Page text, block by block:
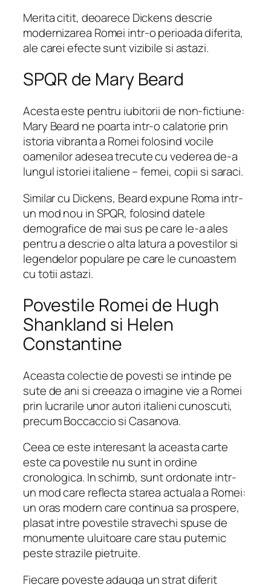
Merita citit, deoarece Dickens descrie
modernizarea Romei intr-o perioada diferita,
ale carei efecte sunt vizibile si astazi.
SPQR de Mary Beard
Acesta este pentru iubitorii de non-fictiune:
Mary Beard ne poarta intr-o calatorie prin
istoria vibranta a Romei folosind vocile
oamenilor adesea trecute cu vederea de-a
lungul istoriei italiene – femei, copii si saraci.
Similar cu Dickens, Beard expune Roma intr-
un mod nou in SPQR, folosind datele
demografice de mai sus pe care le-a ales
pentru a descrie o alta latura a povestilor si
legendelor populare pe care le cunoastem
cu totii astazi.
Povestile Romei de Hugh
Shankland si Helen
Constantine
Aceasta colectie de povesti se intinde pe
sute de ani si creeaza o imagine vie a Romei
prin lucrarile unor autori italieni cunoscuti,
precum Boccaccio si Casanova.
Ceea ce este interesant la aceasta carte
este ca povestile nu sunt in ordine
cronologica. In schimb, sunt ordonate intr-
un mod care reflecta starea actuala a Romei:
un oras modern care continua sa prospere,
plasat intre povestile stravechi spuse de
monumente uluitoare care stau puternic
peste strazile pietruite.
Fiecare poveste adauga un strat diferit